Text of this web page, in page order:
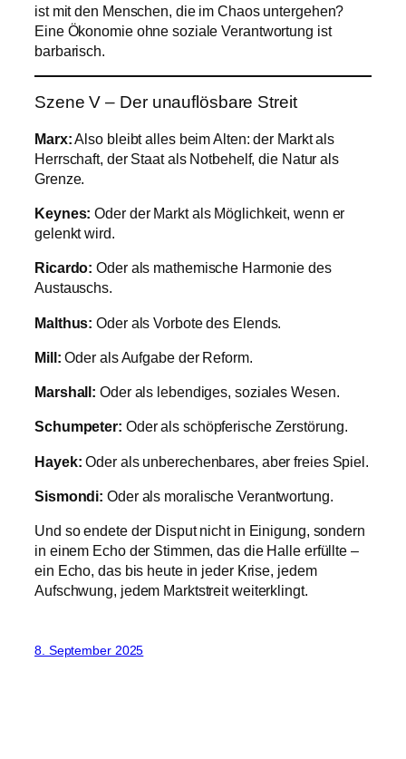
ist mit den Menschen, die im Chaos untergehen?
Eine Ökonomie ohne soziale Verantwortung ist
barbarisch.
Szene V – Der unauflösbare Streit
Marx:Also bleibt alles beim Alten: der Markt als
Herrschaft, der Staat als Notbehelf, die Natur als
Grenze.
Keynes: Oder der Markt als Möglichkeit, wenn er
gelenkt wird.
Ricardo: Oder als mathemische Harmonie des
Austauschs.
Malthus: Oder als Vorbote des Elends.
Mill: Oder als Aufgabe der Reform.
Marshall: Oder als lebendiges, soziales Wesen.
Schumpeter: Oder als schöpferische Zerstörung.
Hayek: Oder als unberechenbares, aber freies Spiel.
Sismondi: Oder als moralische Verantwortung.
Und so endete der Disput nicht in Einigung, sondern
in einem Echo der Stimmen, das die Halle erfüllte –
ein Echo, das bis heute in jeder Krise, jedem
Aufschwung, jedem Marktstreit weiterklingt.
8. September 2025